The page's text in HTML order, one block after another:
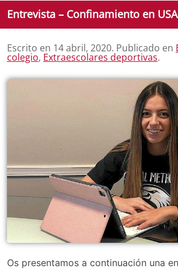
Entrevista – Confinamiento en USA
Escrito en 14 abril, 2020. Publicado en
colegio, Extraescolares deportivas.
Os presentamos a continuación una